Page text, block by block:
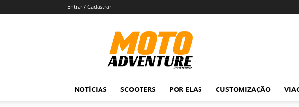
Entrar / Cadastrar
Revista
Moto
Adventure
NOTÍCIAS SCOOTERS POR ELAS CUSTOMIZAÇÃO